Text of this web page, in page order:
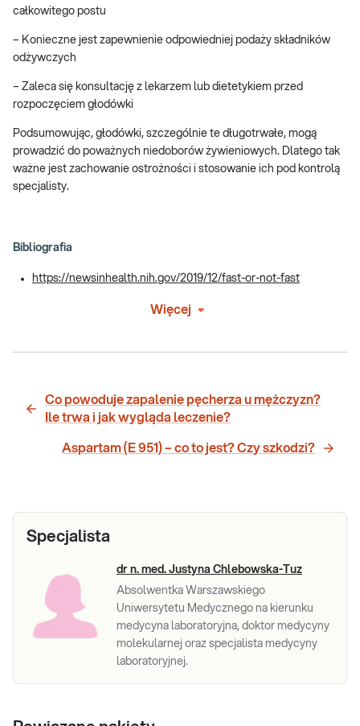
całkowitego postu
– Konieczne jest zapewnienie odpowiedniej podaży składników
odżywczych
– Zaleca się konsultację z lekarzem lub dietetykiem przed
rozpoczęciem głodówki
Podsumowując, głodówki, szczególnie te długotrwałe, mogą
prowadzić do poważnych niedoborów żywieniowych. Dlatego tak
ważne jest zachowanie ostrożności i stosowanie ich pod kontrolą
specjalisty.
Bibliografia
https://newsinhealth.nih.gov/2019/12/fast-or-not-fast
Więcej
Co powoduje zapalenie pęcherza u mężczyzn?
Ile trwa i jak wygląda leczenie?
Aspartam (E 951) – co to jest? Czy szkodzi?
Specjalista
dr n. med. Justyna Chlebowska-Tuz
Absolwentka Warszawskiego
Uniwersytetu Medycznego na kierunku
medycyna laboratoryjna, doktor medycyny
molekularnej oraz specjalista medycyny
laboratoryjnej.